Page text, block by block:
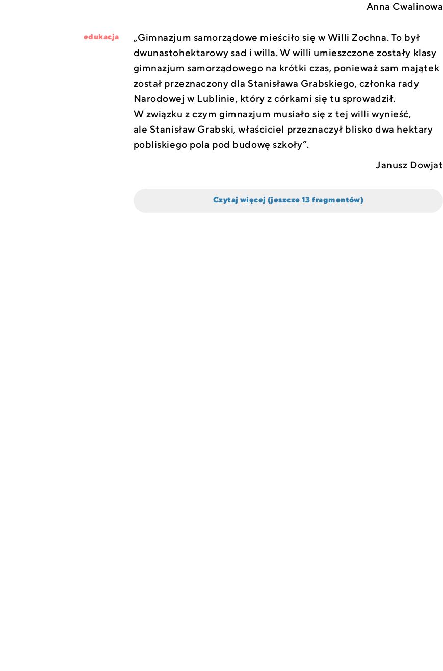
Anna Cwalinowa
„Gimnazjum samorządowe mieściło się w Willi Zochna. To był
dwunastohektarowy sad i willa. W willi umieszczone zostały klasy
gimnazjum samorządowego na krótki czas, ponieważ sam majątek
został przeznaczony dla Stanisława Grabskiego, członka rady
Narodowej w Lublinie, który z córkami się tu sprowadził.
W związku z czym gimnazjum musiało się z tej willi wynieść,
ale Stanisław Grabski, właściciel przeznaczył blisko dwa hektary
pobliskiego pola pod budowę szkoły”.
Janusz Dowjat
edukacja
Czytaj więcej (jeszcze 13 fragmentów)